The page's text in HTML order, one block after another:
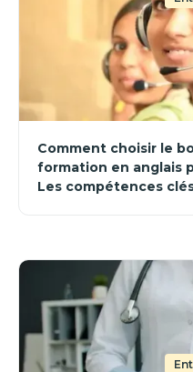
Comment choisir le
formation en anglais
Les compétences